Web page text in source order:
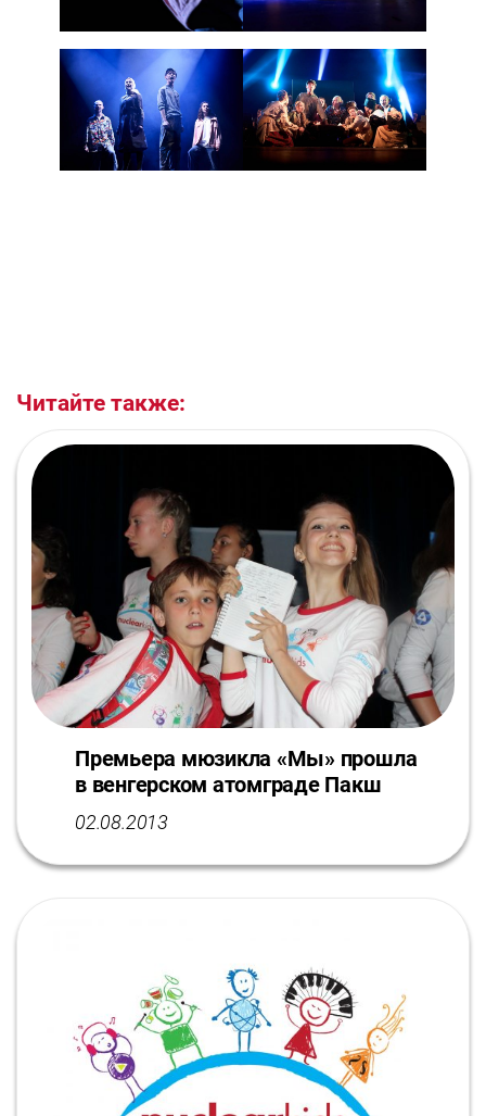
Читайте также:
Премьера мюзикла «Мы» прошла
в венгерском атомграде Пакш
02.08.2013